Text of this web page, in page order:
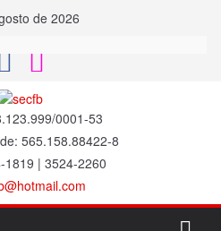
de 2026
0001-53
565.158.88422-8
1819 | 3524-2260